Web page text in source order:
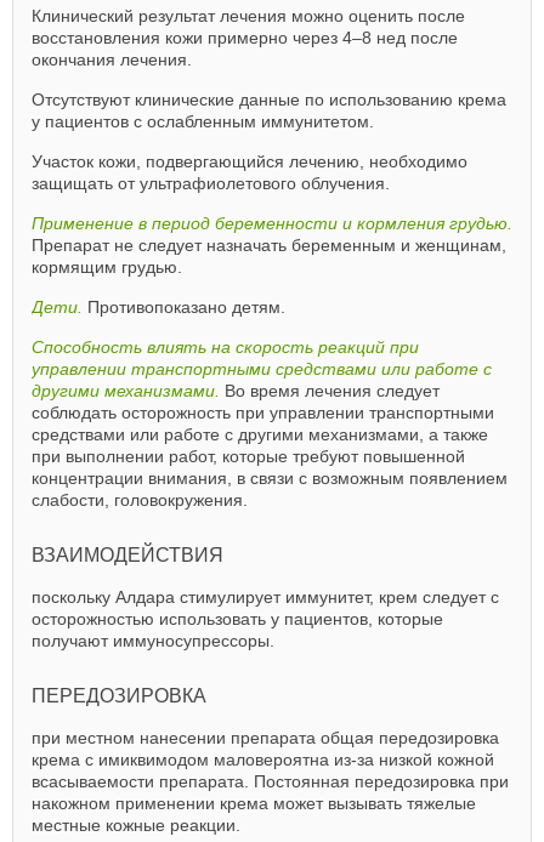
Клинический результат лечения можно оценить после
восстановления кожи примерно через 4–8 нед после
окончания лечения.
Отсутствуют клинические данные по использованию крема
у пациентов с ослабленным иммунитетом.
Участок кожи, подвергающийся лечению, необходимо
защищать от ультрафиолетового облучения.
Применение в период беременности и кормления грудью.
Препарат не следует назначать беременным и женщинам,
кормящим грудью.
Дети. Противопоказано детям.
Способность влиять на скорость реакций при
управлении транспортными средствами или работе с
другими механизмами. Во время лечения следует
соблюдать осторожность при управлении транспортными
средствами или работе с другими механизмами, а также
при выполнении работ, которые требуют повышенной
концентрации внимания, в связи с возможным появлением
слабости, головокружения.
ВЗАИМОДЕЙСТВИЯ
поскольку Алдара стимулирует иммунитет, крем следует с
осторожностью использовать у пациентов, которые
получают иммуносупрессоры.
ПЕРЕДОЗИРОВКА
при местном нанесении препарата общая передозировка
крема с имиквимодом маловероятна из-за низкой кожной
всасываемости препарата. Постоянная передозировка при
накожном применении крема может вызывать тяжелые
местные кожные реакции.